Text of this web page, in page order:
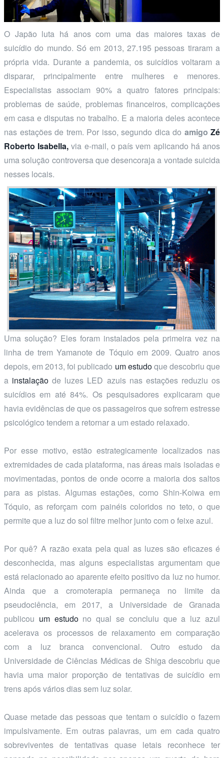
O Japão luta há anos com uma das maiores taxas de
suicídio do mundo. Só em 2013, 27.195 pessoas tiraram a
própria vida. Durante a pandemia, os suicídios voltaram a
disparar, principalmente entre mulheres e menores.
Especialistas associam 90% a quatro fatores principais:
problemas de saúde, problemas financeiros, complicações
em casa e disputas no trabalho. E a maioria deles acontece
nas estações de trem. Por isso, segundo dica do amigo Zé
Roberto Isabella, via e-mail, o país vem aplicando há anos
uma solução controversa que desencoraja a vontade suicida
nesses locais.
Uma solução? Eles foram instalados pela primeira vez na
linha de trem Yamanote de Tóquio em 2009. Quatro anos
depois, em 2013, foi publicado um estudoque descobriu que
a instalação de luzes LED azuis nas estações reduziu os
suicídios em até 84%. Os pesquisadores explicaram que
havia evidências de que os passageiros que sofrem estresse
psicológico tendem a retornar a um estado relaxado.
Por esse motivo, estão estrategicamente localizados nas
extremidades de cada plataforma, nas áreas mais isoladas e
movimentadas, pontos de onde ocorre a maioria dos saltos
para as pistas. Algumas estações, como Shin-Koiwa em
Tóquio, as reforçam com painéis coloridos no teto, o que
permite que a luz do sol filtre melhor junto com o feixe azul.
Por quê? A razão exata pela qual as luzes são eficazes é
desconhecida, mas alguns especialistas argumentam que
está relacionado ao aparente efeito positivo da luz no humor.
Ainda que a cromoterapia permaneça no limite da
pseudociência, em 2017, a Universidade de Granada
publicou um estudono qual se concluiu que a luz azul
acelerava os processos de relaxamento em comparação
com a luz branca convencional. Outro estudo da
Universidade de Ciências Médicas de Shiga descobriu que
havia uma maior proporção de tentativas de suicídio em
trens após vários dias sem luz solar.
Quase metade das pessoas que tentam o suicídio o fazem
impulsivamente. Em outras palavras, um em cada quatro
sobreviventes de tentativas quase letais reconhece ter